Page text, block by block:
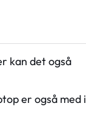
kan det også
er også med i